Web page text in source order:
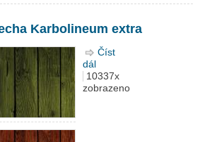
Karbolineum extra
Číst
dál
Karbolineum extra
10337x
zobrazeno